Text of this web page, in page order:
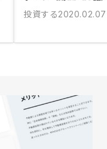
投資する2020.02.07